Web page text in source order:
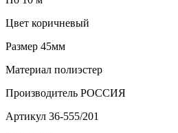
Цвет коричневый
Размер 45мм
Материал полиэстер
Производитель РОССИЯ
Артикул 36-555/201